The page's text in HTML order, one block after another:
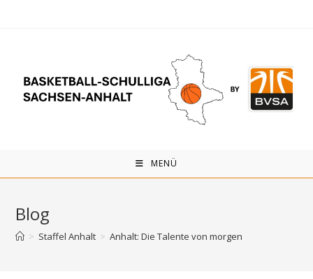
MENÜ
Blog
> Staffel Anhalt > Anhalt: Die Talente von morgen